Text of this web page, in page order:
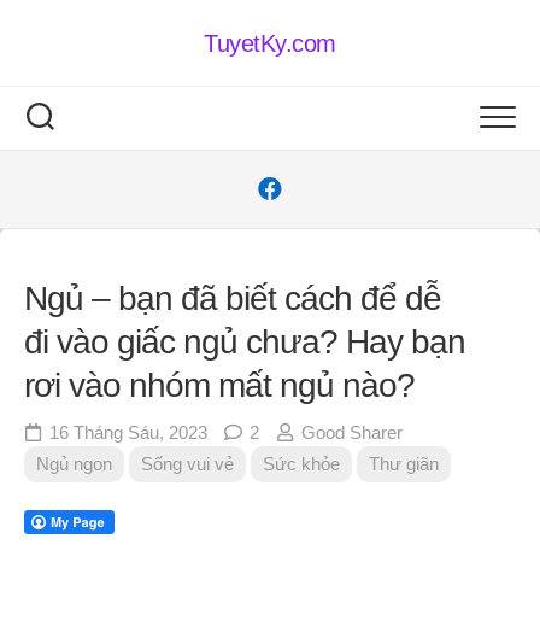
TuyetKy.com
Ngủ – bạn đã biết cách để dễ
đi vào giấc ngủ chưa? Hay bạn
rơi vào nhóm mất ngủ nào?
16 Tháng Sáu, 2023 2
Good Sharer
Ngủ ngon
Sống vui vẻ Sức khỏe Thư giãn